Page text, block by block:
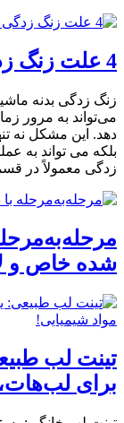
4 علت زنگ زدگی بدنه ماشین لباسشویی
زنگ زدگی بدنه
می‌تواند به مرور
دهد. این مشکل نه
بلکه می ‌تواند به
زدگی معمولاً در
شده خاص و
تینت لب
برای